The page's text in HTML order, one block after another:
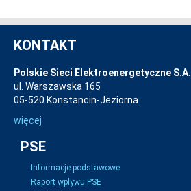
KONTAKT
Polskie Sieci Elektroenergetyczne S.A.
ul. Warszawska 165
05-520 Konstancin-Jeziorna
więcej
PSE
Informacje podstawowe
Raport wpływu PSE